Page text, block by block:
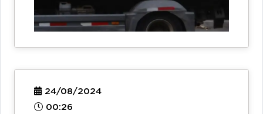
24/08/2024
00:26